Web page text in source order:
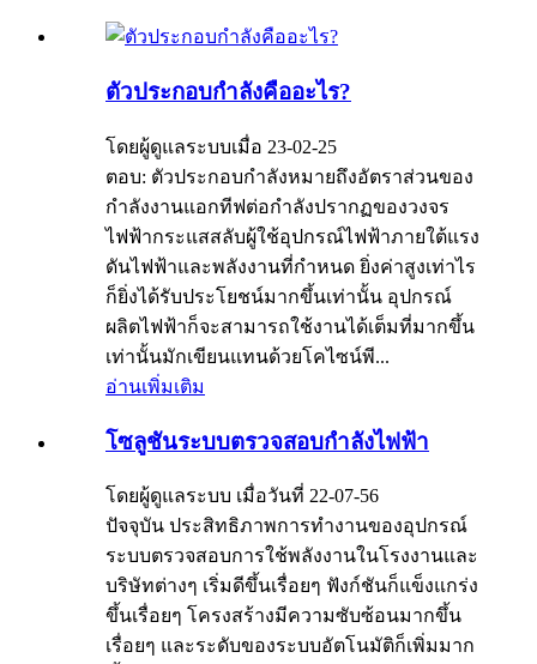
ตัวประกอบกำลังคืออะไร?
โดยผู้ดูแลระบบเมื่อ 23-02-25
ตอบ: ตัวประกอบกำลังหมายถึงอัตราส่วนของ
กำลังงานแอกทีฟต่อกำลังปรากฏของวงจร
ไฟฟ้ากระแสสลับผู้ใช้อุปกรณ์ไฟฟ้าภายใต้แรง
ดันไฟฟ้าและพลังงานที่กำหนด ยิ่งค่าสูงเท่าไร
ก็ยิ่งได้รับประโยชน์มากขึ้นเท่านั้น อุปกรณ์
ผลิตไฟฟ้าก็จะสามารถใช้งานได้เต็มที่มากขึ้น
เท่านั้นมักเขียนแทนด้วยโคไซน์พี...
อ่านเพิ่มเติม
โซลูชันระบบตรวจสอบกำลังไฟฟ้า
โดยผู้ดูแลระบบ เมื่อวันที่ 22-07-56
ปัจจุบัน ประสิทธิภาพการทำงานของอุปกรณ์
ระบบตรวจสอบการใช้พลังงานในโรงงานและ
บริษัทต่างๆ เริ่มดีขึ้นเรื่อยๆ ฟังก์ชันก็แข็งแกร่ง
ขึ้นเรื่อยๆ โครงสร้างมีความซับซ้อนมากขึ้น
เรื่อยๆ และระดับของระบบอัตโนมัติก็เพิ่มมาก